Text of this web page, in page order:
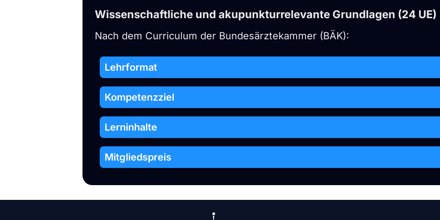
Wissenschaftliche und akupunkturrelevante Grundlagen (24 UE)
Nach dem Curriculum der Bundesärztekammer (BÄK):
Lehrformat
Kompetenzziel
Lerninhalte
Mitgliedspreis